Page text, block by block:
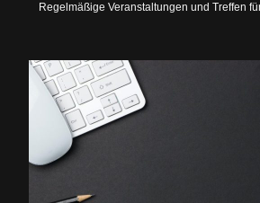
Regelmäßige Veranstaltungen und Treffen